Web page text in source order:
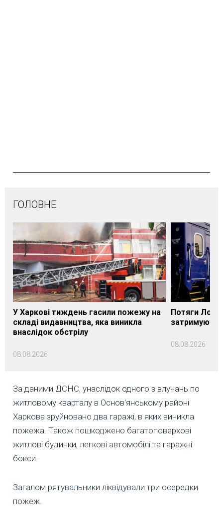
ГОЛОВНЕ
У Харкові тиждень гасили пожежу на
складі видавництва, яка виникла
внаслідок обстрілу
08.08.2026
Потяги
08.08.2026
За даними ДСНС, унаслідок одного з влучань по
житловому кварталу в Основ'янському районі
Харкова зруйновано два гаражі, в яких виникла
пожежа. Також пошкоджено багатоповерхові
житлові будинки, легкові автомобілі та гаражні
бокси.
Загалом рятувальники ліквідували три осередки
пожеж.